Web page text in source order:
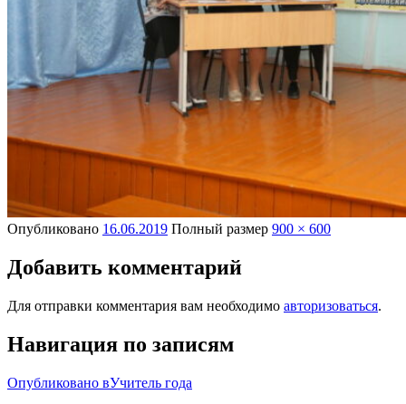
Опубликовано 16.06.2019 Полный размер 900 × 600
Добавить комментарий
Для отправки комментария вам необходимо авторизоваться.
Навигация по записям
Опубликовано вУчитель года